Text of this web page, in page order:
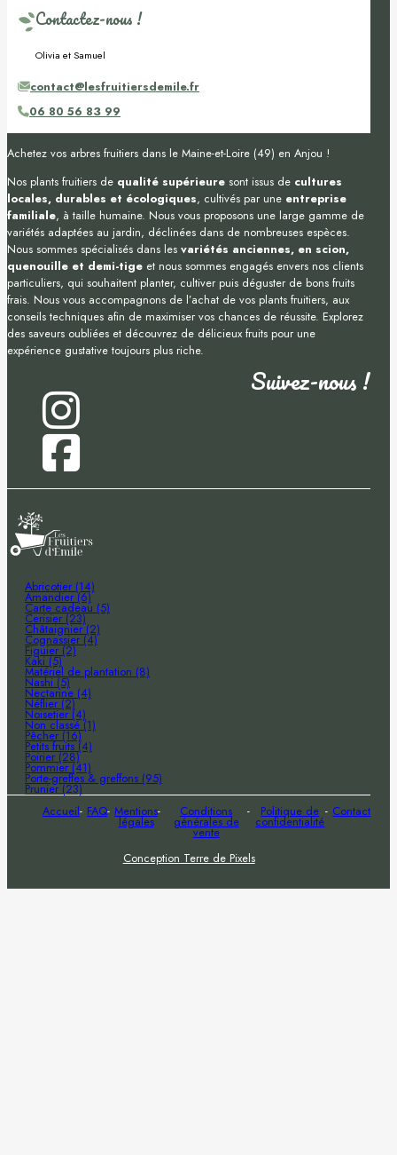
Contactez-nous !
Olivia et Samuel
contact@lesfruitiersdemile.fr
06 80 56 83 99
Achetez vos arbres fruitiers dans le Maine-et-Loire (49) en Anjou !
Nos plants fruitiers de qualité supérieure sont issus de cultures
locales, durables et écologiques, cultivés par une entreprise
familiale, à taille humaine. Nous vous proposons une large gamme de
variétés adaptées au jardin, déclinées dans de nombreuses espèces.
Nous sommes spécialisés dans les variétés anciennes, en scion,
quenouille et demi-tige et nous sommes engagés envers nos clients
particuliers, qui souhaitent planter, cultiver puis déguster de bons fruits
frais. Nous vous accompagnons de l’achat de vos plants fruitiers, aux
conseils techniques afin de maximiser vos chances de réussite. Explorez
des saveurs oubliées et découvrez de délicieux fruits pour une
expérience gustative toujours plus riche.
Suivez-nous !
Abricotier (14)
Amandier (6)
Carte cadeau (5)
Cerisier (23)
Châtaignier (2)
Cognassier (4)
Figuier (2)
Kaki (5)
Matériel de plantation (8)
Nashi (5)
Nectarine (4)
Néflier (2)
Noisetier (4)
Non classé (1)
Pêcher (16)
Petits fruits (4)
Poirier (28)
Pommier (41)
Porte-greffes & greffons (95)
Prunier (23)
Accueil FAQ Mentions
légales
Conditions
générales de
vente
Politique de
confidentialité
Contact
Conception Terre de Pixels